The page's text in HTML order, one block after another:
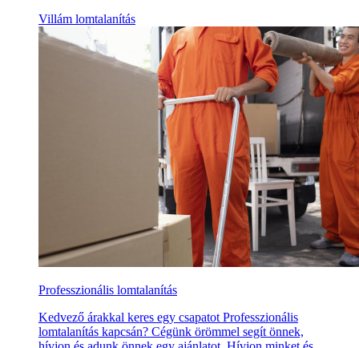
Villám lomtalanítás
Professzionális lomtalanítás
Kedvező árakkal keres egy csapatot Professzionális
lomtalanítás kapcsán? Cégünk örömmel segít önnek,